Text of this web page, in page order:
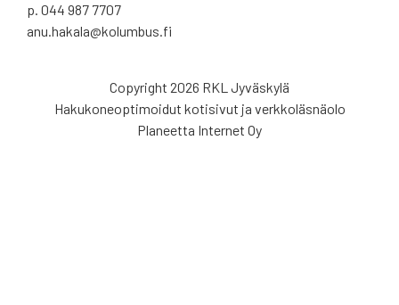
p. 044 987 7707
anu.hakala@kolumbus.fi
Copyright 2026 RKL Jyväskylä
Hakukoneoptimoidut kotisivut ja verkkoläsnäolo
Planeetta Internet Oy